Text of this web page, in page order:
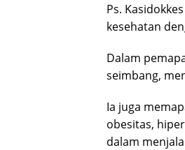
Ps.
kesehatan
Dalam
seimbang,
Ia juga
obesitas,
dalam